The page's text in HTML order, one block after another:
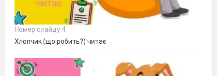
Номер слайду 4
Хлопчик (що робить?) читає